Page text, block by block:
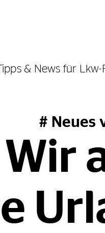
& News für Lkw-
# Neues